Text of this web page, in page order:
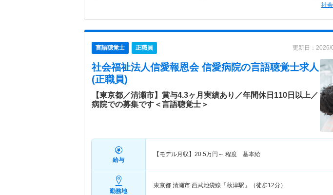
社
言語聴覚士 正職員 更新日：
社会福祉法人信愛報恩会 信愛病院の言語聴覚士求人
(正職員)
【東京都／清瀬市】賞与4.3ヶ月実績あり／年間休日110日以上／
病院での募集です＜言語聴覚士＞
給与
【モデル月収】 20.5万円～ 程度 基本給
勤務地
東京都 清瀬市 西武池袋線「秋津駅」（徒歩12分）